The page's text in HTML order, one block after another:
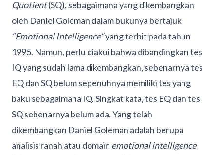
Quotient(SQ), sebagaimana yang dikembangkan
oleh Daniel Goleman dalam bukunya bertajuk
“Emotional Intelligence”yang terbit pada tahun
1995. Namun, perlu diakui bahwa dibandingkan tes
IQ yang sudah lama dikembangkan, sebenarnya tes
EQ dan SQ belum sepenuhnya memiliki tes yang
baku sebagaimana IQ. Singkat kata, tes EQ dan tes
SQ sebenarnya belum ada. Yang telah
dikembangkan Daniel Goleman adalah berupa
analisis ranah atau domain emotional intelligence